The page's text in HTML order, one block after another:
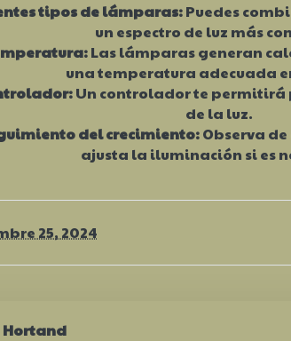
tipos de lámparas:Puedes
un espectro de luz más
Las lámparas generan
una temperatura adecuada
Un controlador te
de la luz.
del crecimiento:Observa de
ajusta la iluminación si es
25, 2024
Hortand